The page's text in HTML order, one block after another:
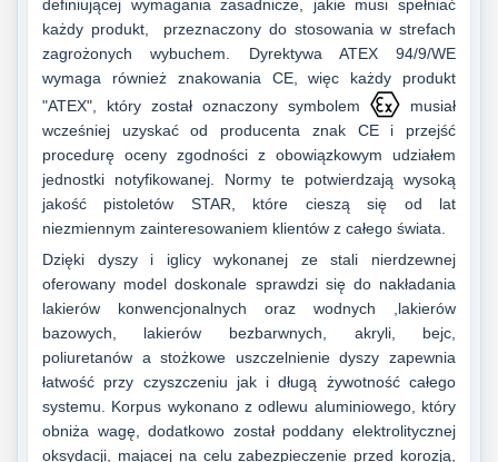
definiującej wymagania zasadnicze, jakie musi spełniać
każdy produkt, przeznaczony do stosowania w strefach
zagrożonych wybuchem. Dyrektywa ATEX 94/9/WE
wymaga również znakowania CE, więc każdy produkt
"ATEX", który został oznaczony symbolem
musiał
wcześniej uzyskać od producenta znak CE i przejść
procedurę oceny zgodności z obowiązkowym udziałem
jednostki notyfikowanej. Normy te potwierdzają wysoką
jakość pistoletów STAR, które cieszą się od lat
niezmiennym zainteresowaniem klientów z całego świata.
Dzięki dyszy i iglicy wykonanej ze stali nierdzewnej
oferowany model doskonale sprawdzi się do nakładania
lakierów konwencjonalnych oraz wodnych ,lakierów
bazowych, lakierów bezbarwnych, akryli, bejc,
poliuretanów a stożkowe uszczelnienie dyszy zapewnia
łatwość przy czyszczeniu jak i długą żywotność całego
systemu. Korpus wykonano z odlewu aluminiowego, który
obniża wagę, dodatkowo został poddany elektrolitycznej
oksydacji, mającej na celu zabezpieczenie przed korozją,